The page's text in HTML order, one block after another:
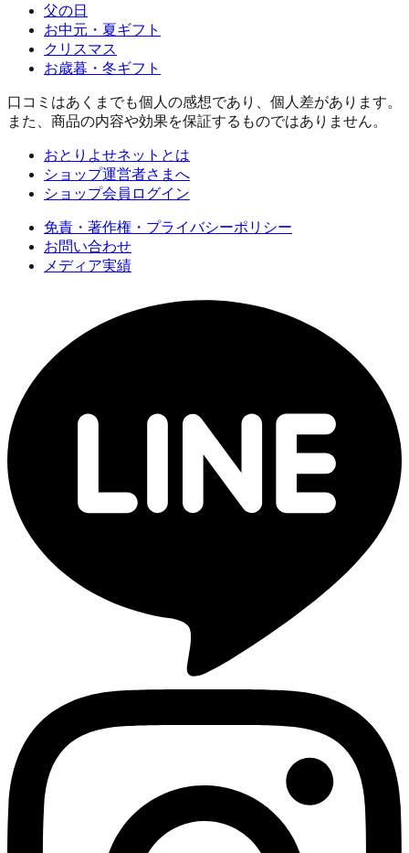
父の日
お中元・夏ギフト
クリスマス
お歳暮・冬ギフト
口コミはあくまでも個人の感想であり、個人差があります。
また、商品の内容や効果を保証するものではありません。
おとりよせネットとは
ショップ運営者さまへ
ショップ会員ログイン
免責・著作権・プライバシーポリシー
お問い合わせ
メディア実績